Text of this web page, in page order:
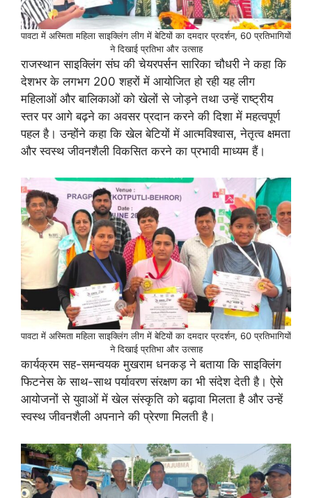
पावटा में अस्मिता महिला साइक्लिंग लीग में बेटियों का दमदार प्रदर्शन, 60 प्रतिभागियों
ने दिखाई प्रतिभा और उत्साह
राजस्थान साइक्लिंग संघ की चेयरपर्सन सारिका चौधरी ने कहा कि
देशभर के लगभग 200 शहरों में आयोजित हो रही यह लीग
महिलाओं और बालिकाओं को खेलों से जोड़ने तथा उन्हें राष्ट्रीय
स्तर पर आगे बढ़ने का अवसर प्रदान करने की दिशा में महत्वपूर्ण
पहल है। उन्होंने कहा कि खेल बेटियों में आत्मविश्वास, नेतृत्व क्षमता
और स्वस्थ जीवनशैली विकसित करने का प्रभावी माध्यम हैं।
पावटा में अस्मिता महिला साइक्लिंग लीग में बेटियों का दमदार प्रदर्शन, 60 प्रतिभागियों
ने दिखाई प्रतिभा और उत्साह
कार्यक्रम सह-समन्वयक मुखराम धनकड़ ने बताया कि साइक्लिंग
फिटनेस के साथ-साथ पर्यावरण संरक्षण का भी संदेश देती है। ऐसे
आयोजनों से युवाओं में खेल संस्कृति को बढ़ावा मिलता है और उन्हें
स्वस्थ जीवनशैली अपनाने की प्रेरणा मिलती है।